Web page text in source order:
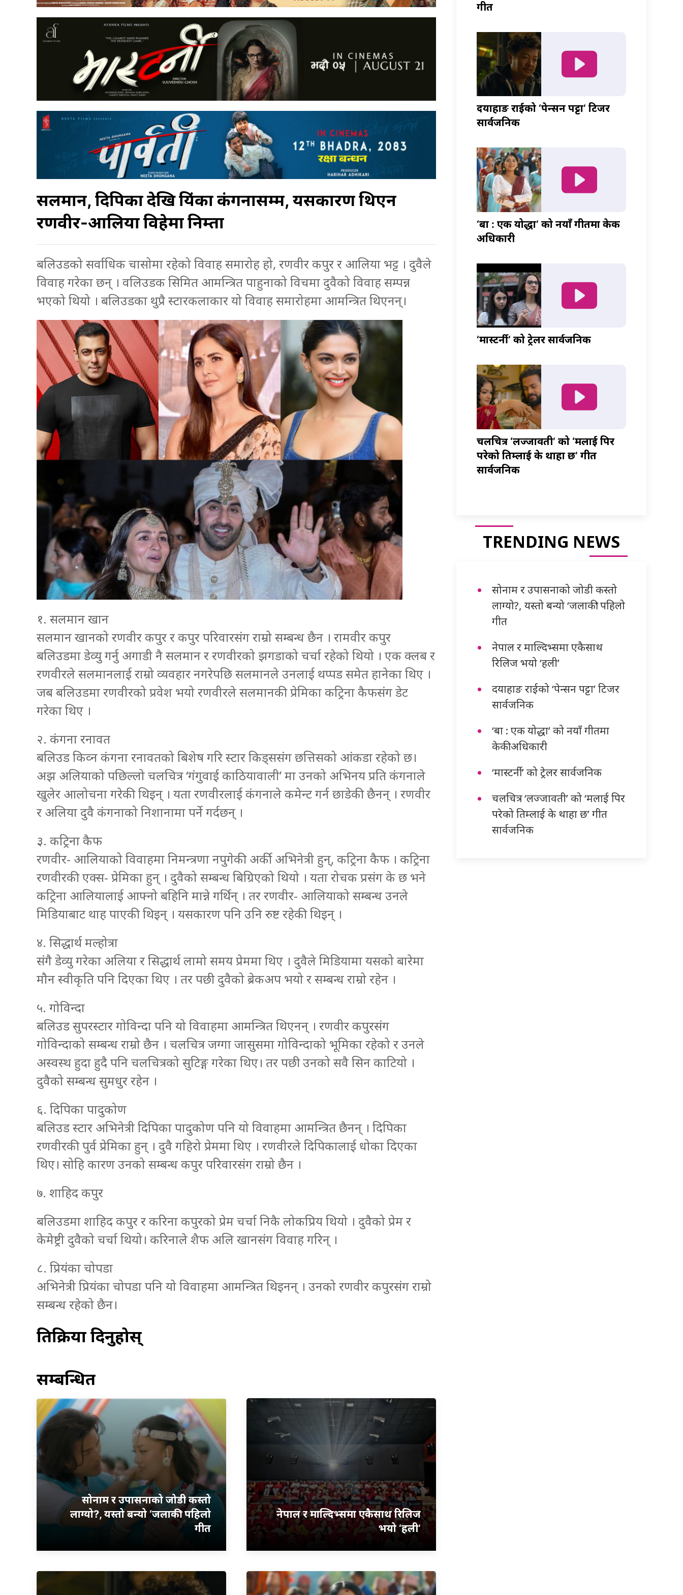
सलमान, दिपिका देखि प्रियंका कंगनासम्म, यसकारण थिएन
रणवीर-आलिया विहेमा निम्ता
बलिउडको सर्वाधिक चासोमा रहेको विवाह समारोह हो, रणवीर कपुर र आलिया भट्ट । दुवैले
विवाह गरेका छन् । वलिउडक सिमित आमन्त्रित पाहुनाको विचमा दुवैको विवाह सम्पन्न
भएको थियो । बलिउडका थुप्रै स्टारकलाकार यो विवाह समारोहमा आमन्त्रित थिएनन्।
१. सलमान खान
सलमान खानको रणवीर कपुर र कपुर परिवारसंग राम्रो सम्बन्ध छैन । रामवीर कपुर
बलिउडमा डेव्यु गर्नु अगाडी नै सलमान र रणवीरको झगडाको चर्चा रहेको थियो । एक क्लब र
रणवीरले सलमानलाई राम्रो व्यवहार नगरेपछि सलमानले उनलाई थप्पड समेत हानेका थिए ।
जब बलिउडमा रणवीरको प्रवेश भयो रणवीरले सलमानकी प्रेमिका कट्रिना कैफसंग डेट
गरेका थिए ।
२. कंगना रनावत
बलिउड किव्न कंगना रनावतको बिशेष गरि स्टार किड्ससंग छत्तिसको आंकडा रहेको छ।
अझ अलियाको पछिल्लो चलचित्र ‘गंगुवाई काठियावाली’ मा उनको अभिनय प्रति कंगनाले
खुलेर आलोचना गरेकी थिइन् । यता रणवीरलाई कंगनाले कमेन्ट गर्न छाडेकी छैनन् । रणवीर
र अलिया दुवै कंगनाको निशानामा पर्ने गर्दछन् ।
३. कट्रिना कैफ
रणवीर- आलियाको विवाहमा निमन्त्रणा नपुगेकी अर्की अभिनेत्री हुन्, कट्रिना कैफ । कट्रिना
रणवीरकी एक्स- प्रेमिका हुन् । दुवैको सम्बन्ध बिग्रिएको थियो । यता रोचक प्रसंग के छ भने
कट्रिना आलियालाई आफ्नो बहिनि मान्ने गर्थिन् । तर रणवीर- आलियाको सम्बन्ध उनले
मिडियाबाट थाह पाएकी थिइन् । यसकारण पनि उनि रुष्ट रहेकी थिइन् ।
४. सिद्धार्थ मल्होत्रा
संगै डेव्यु गरेका अलिया र सिद्धार्थ लामो समय प्रेममा थिए । दुवैले मिडियामा यसको बारेमा
मौन स्वीकृति पनि दिएका थिए । तर पछी दुवैको ब्रेकअप भयो र सम्बन्ध राम्रो रहेन ।
५. गोविन्दा
बलिउड सुपरस्टार गोविन्दा पनि यो विवाहमा आमन्त्रित थिएनन् । रणवीर कपुरसंग
गोविन्दाको सम्बन्ध राम्रो छैन । चलचित्र जग्गा जासुसमा गोविन्दाको भूमिका रहेको र उनले
अस्वस्थ हुदा हुदै पनि चलचित्रको सुटिङ्ग गरेका थिए। तर पछी उनको सवै सिन काटियो ।
दुवैको सम्बन्ध सुमधुर रहेन ।
६. दिपिका पादुकोण
बलिउड स्टार अभिनेत्री दिपिका पादुकोण पनि यो विवाहमा आमन्त्रित छैनन् । दिपिका
रणवीरकी पुर्व प्रेमिका हुन् । दुवै गहिरो प्रेममा थिए । रणवीरले दिपिकालाई धोका दिएका
थिए। सोहि कारण उनको सम्बन्ध कपुर परिवारसंग राम्रो छैन ।
७. शाहिद कपुर
बलिउडमा शाहिद कपुर र करिना कपुरको प्रेम चर्चा निकै लोकप्रिय थियो । दुवैको प्रेम र
केमेष्ट्री दुवैको चर्चा थियो। करिनाले शैफ अलि खानसंग विवाह गरिन् ।
८. प्रियंका चोपडा
अभिनेत्री प्रियंका चोपडा पनि यो विवाहमा आमन्त्रित थिइनन् । उनको रणवीर कपुरसंग राम्रो
सम्बन्ध रहेको छैन।
प्रतिक्रिया दिनुहोस्
सम्बन्धित
सोनाम र उपासनाको जोडी कस्तो
लाग्यो?, यस्तो बन्यो ‘जलाकी’ पहिलो
गीत
नेपाल र माल्दिभ्समा एकैसाथ रिलिज
भयो ‘हली’
गीत
दयाहाङ राईको ‘पेन्सन पट्टा’ टिजर
सार्वजनिक
‘बा : एक योद्धा’ को नयाँ गीतमा केकी
अधिकारी
‘मास्टर्नी’ को ट्रेलर सार्वजनिक
चलचित्र ‘लज्जावती’ को ‘मलाई पिर
परेको तिम्लाई के थाहा छ’ गीत
सार्वजनिक
TRENDING NEWS
सोनाम र उपासनाको जोडी कस्तो
लाग्यो?, यस्तो बन्यो ‘जलाकी’ पहिलो
गीत
नेपाल र माल्दिभ्समा एकैसाथ
रिलिज भयो ‘हली’
दयाहाङ राईको ‘पेन्सन पट्टा’ टिजर
सार्वजनिक
‘बा : एक योद्धा’ को नयाँ गीतमा
केकी अधिकारी
‘मास्टर्नी’ को ट्रेलर सार्वजनिक
चलचित्र ‘लज्जावती’ को ‘मलाई पिर
परेको तिम्लाई के थाहा छ’ गीत
सार्वजनिक